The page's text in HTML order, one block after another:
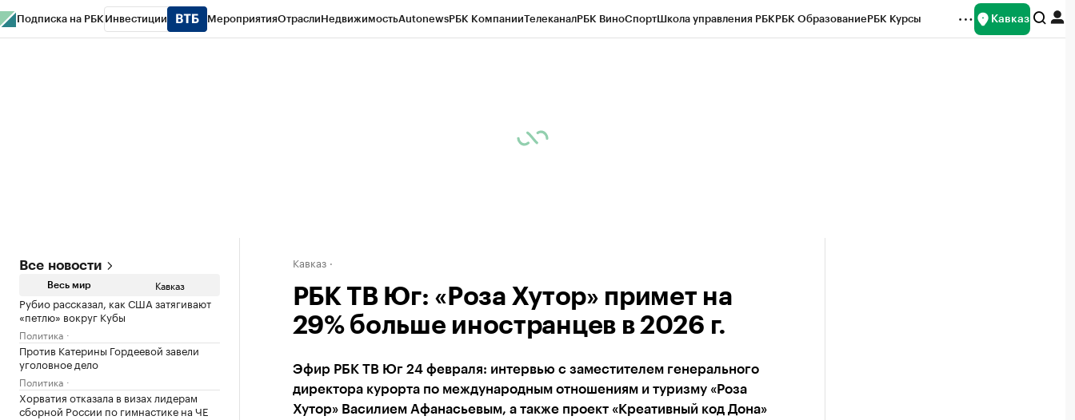
Подписка на РБК Инвестиции МероприятияОтраслиНедвижимостьAutonewsРБК КомпанииТелеканалРБК ВиноСпортШкола управления РБКРБК ОбразованиеРБК Курсы Кавказ
Все новости
Весь мир Кавказ
Рубио рассказал, как США затягивают
«петлю» вокруг Кубы
Политика
Против Катерины Гордеевой завели
уголовное дело
Политика
Хорватия отказала в визах лидерам
сборной России по гимнастике на ЧЕ
Кавказ
РБК ТВ Юг: «Роза Хутор» примет на
29% больше иностранцев в 2026 г.
Эфир РБК ТВ Юг 24 февраля: интервью с заместителем генерального
директора курорта по международным отношениям и туризму «Роза
Хутор» Василием Афанасьевым, а также проект «Креативный код Дона»